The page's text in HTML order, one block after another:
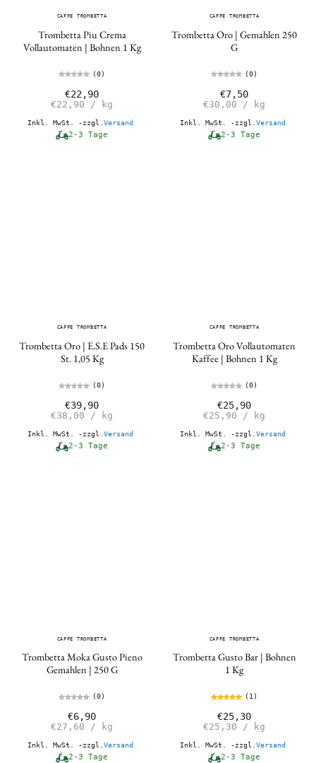
CAFFE TROMBETTA
Trombetta Piu Crema
Vollautomaten | Bohnen 1 Kg
(0)
€22,90
€22,90 / kg
Inkl. MwSt. -zzgl. Versand
2-3 Tage
CAFFE TROMBETTA
Trombetta Oro | Gemahlen 250
G
(0)
€7,50
€30,00 / kg
Inkl. MwSt. -zzgl. Versand
2-3 Tage
CAFFE TROMBETTA
Trombetta Oro | E.S.E Pads 150
St. 1,05 Kg
(0)
€39,90
€38,00 / kg
Inkl. MwSt. -zzgl. Versand
2-3 Tage
CAFFE TROMBETTA
Trombetta Oro Vollautomaten
Kaffee | Bohnen 1 Kg
(0)
€25,90
€25,90 / kg
Inkl. MwSt. -zzgl. Versand
2-3 Tage
CAFFE TROMBETTA
Trombetta Moka Gusto Pieno
Gemahlen | 250 G
(0)
€6,90
€27,60 / kg
Inkl. MwSt. -zzgl.Versand
2-3 Tage
CAFFE TROMBETTA
Trombetta Gusto Bar | Bohnen
1 Kg
(1)
€25,30
€25,30 / kg
Inkl. MwSt. -zzgl.Versand
2-3 Tage